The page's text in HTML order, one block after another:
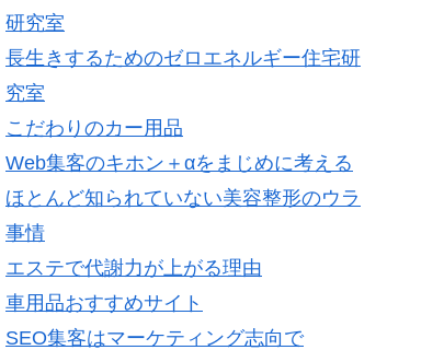
研究室
長生きするためのゼロエネルギー住宅研
究室
こだわりのカー用品
Web集客のキホン＋αをまじめに考える
ほとんど知られていない美容整形のウラ
事情
エステで代謝力が上がる理由
車用品おすすめサイト
SEO集客はマーケティング志向で